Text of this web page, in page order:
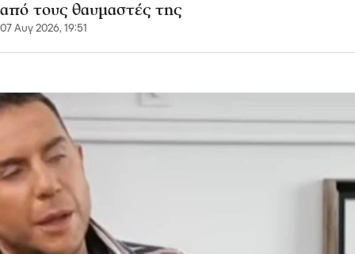
από τους θαυμαστές της
07 Αυγ 2026, 19:51